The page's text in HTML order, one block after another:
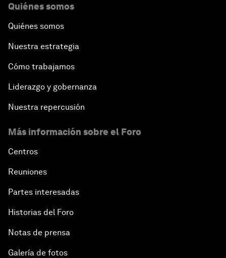
Quiénes somos
Quiénes somos
Nuestra estrategia
Cómo trabajamos
Liderazgo y gobernanza
Nuestra repercusión
Más información sobre el Foro
Centros
Reuniones
Partes interesadas
Historias del Foro
Notas de prensa
Galería de fotos